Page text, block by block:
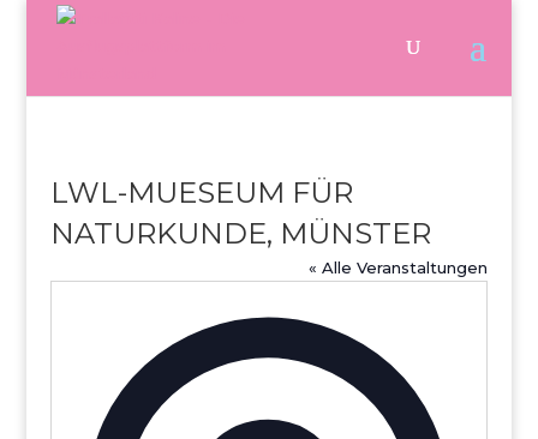
LWL-MUESEUM FÜR
NATURKUNDE, MÜNSTER
« Alle Veranstaltungen